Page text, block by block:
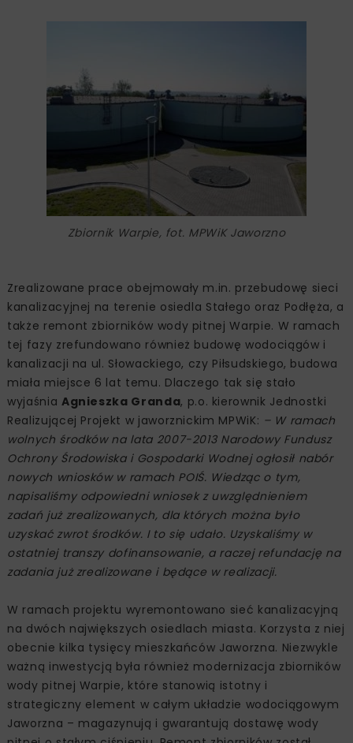
Zbiornik Warpie, fot. MPWiK Jaworzno
Zrealizowane prace obejmowały m.in. przebudowę sieci
kanalizacyjnej na terenie osiedla Stałego oraz Podłęża, a
także remont zbiorników wody pitnej Warpie. W ramach
tej fazy zrefundowano również budowę wodociągów i
kanalizacji na ul. Słowackiego, czy Piłsudskiego, budowa
miała miejsce 6 lat temu. Dlaczego tak się stało
wyjaśnia Agnieszka Granda, p.o. kierownik Jednostki
Realizującej Projekt w jaworznickim MPWiK: – W ramach
wolnych środków na lata 2007-2013 Narodowy Fundusz
Ochrony Środowiska i Gospodarki Wodnej ogłosił nabór
nowych wniosków w ramach POIŚ. Wiedząc o tym,
napisaliśmy odpowiedni wniosek z uwzględnieniem
zadań już zrealizowanych, dla których można było
uzyskać zwrot środków. I to się udało. Uzyskaliśmy w
ostatniej transzy dofinansowanie, a raczej refundację na
zadania już zrealizowane i będące w realizacji.
W ramach projektu wyremontowano sieć kanalizacyjną
na dwóch największych osiedlach miasta. Korzysta z niej
obecnie kilka tysięcy mieszkańców Jaworzna. Niezwykle
ważną inwestycją była również modernizacja zbiorników
wody pitnej Warpie, które stanowią istotny i
strategiczny element w całym układzie wodociągowym
Jaworzna – magazynują i gwarantują dostawę wody